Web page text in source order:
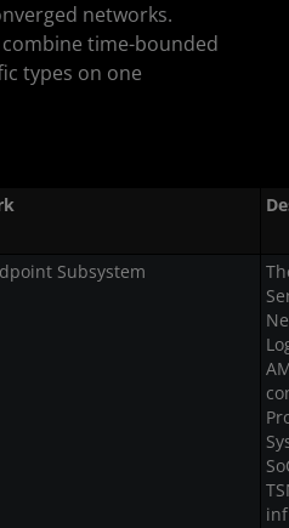
networks.
time-bounded
types on one
Subsystem